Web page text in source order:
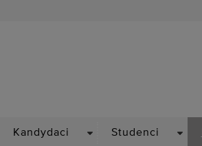
Kandydaci Studenci